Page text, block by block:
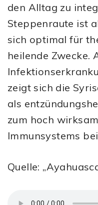
den Alltag zu
Steppenraute ist
sich optimal für
heilende Zwecke.
zeigt sich die
als
zum hoch
Immunsystems
Quelle: